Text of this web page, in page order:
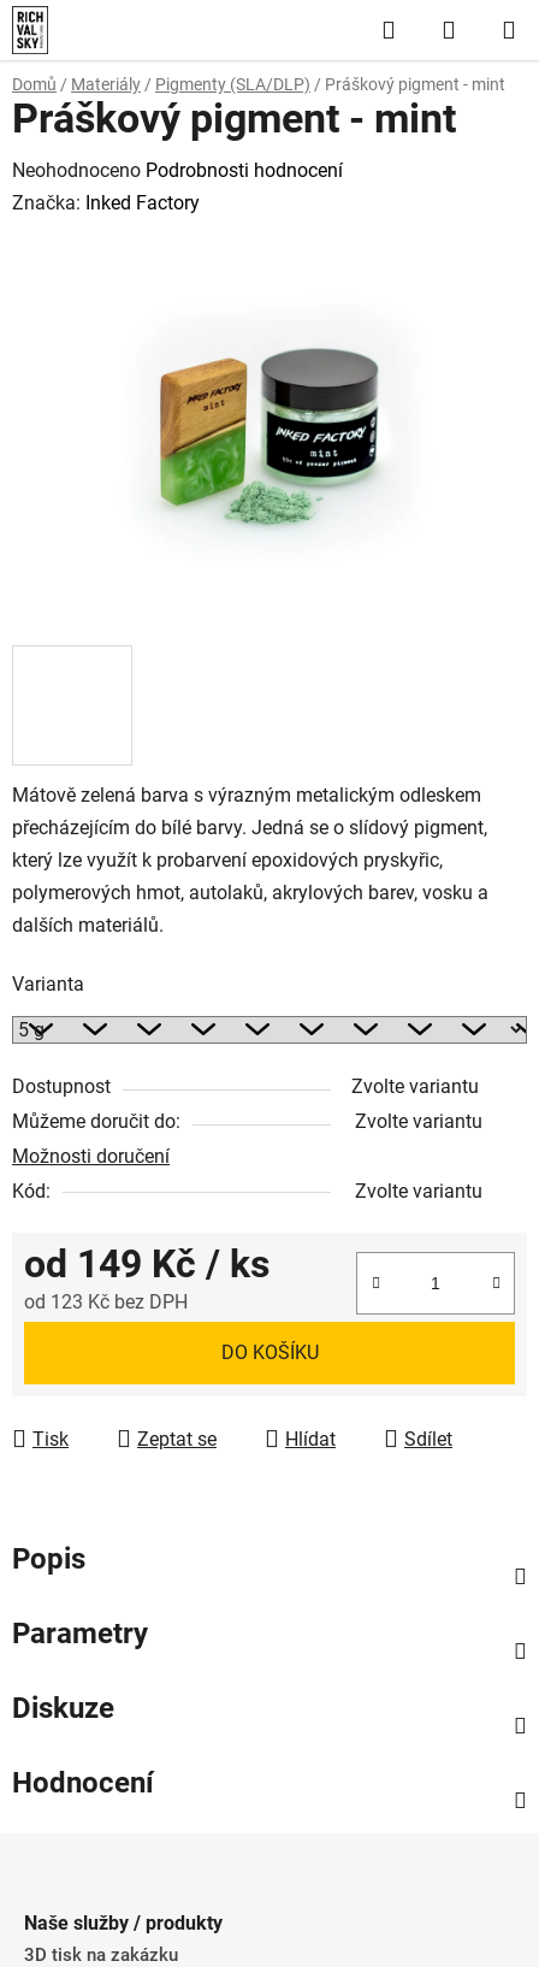
Přejít
na
obsah
Hledat
KOŠÍK
Domů / Materiály / Pigmenty (SLA/DLP) / Práškový pigment - mint
Mátově zelená barva s výrazným metalickým odleskem
přecházejícím do bílé barvy. Jedná se o slídový pigment,
který lze využít k probarvení epoxidových pryskyřic,
polymerových hmot, autolaků, akrylových barev, vosku a
dalších materiálů.
Varianta
Dostupnost
Zvolte variantu
Můžeme doručit do:
Zvolte variantu
Možnosti doručení
Kód:
Zvolte variantu
od 149 Kč / ks
od 123 Kč bez DPH
DO KOŠÍKU
Tisk Zeptat se Hlídat Sdílet
Práškový pigment - mint
Průměrné
hodnocení
Neohodnoceno Podrobnosti hodnocení
Značka: Inked Factory
Popis
Parametry
Diskuze
Hodnocení
Naše služby / produkty
3D tisk na zakázku